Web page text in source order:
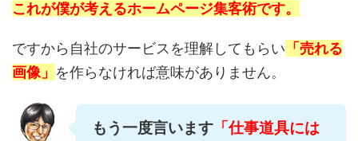
これが僕が考えるホームページ集客術です。
ですから自社のサービスを理解してもらい 「売れる
画像」 を作らなければ意味がありません。
もう一度言います 「仕事道具には